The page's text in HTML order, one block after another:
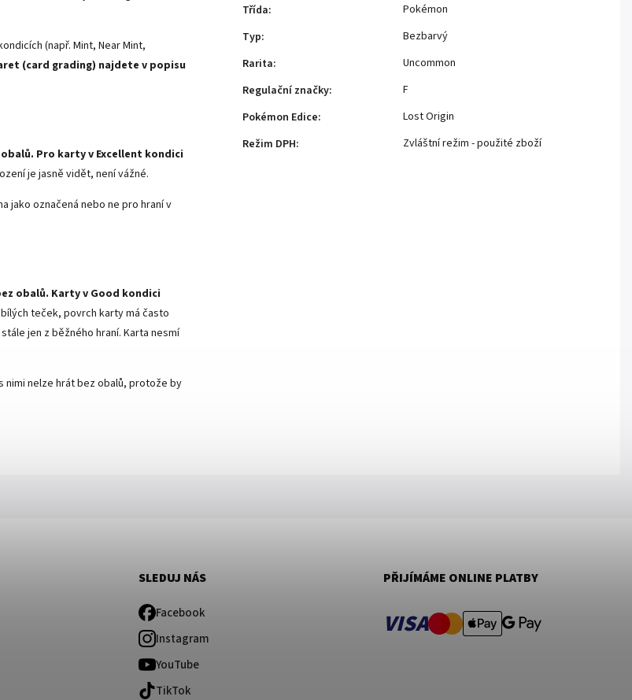
(např. Mint, Near Mint,
(card grading) najdete v popisu
Pro karty v Excellent kondici
je jasně vidět, není vážné.
jako označená nebo ne pro hraní v
obalů. Karty v Good kondici
teček, povrch karty má často
jen z běžného hraní. Karta nesmí
nimi nelze hrát bez obalů, protože by
Třída:
Pokémon
Typ:
Bezbarvý
Rarita:
Uncommon
Regulační značky:
F
Pokémon Edice:
Lost Origin
Režim DPH: Zvláštní režim - použité zboží
SLEDUJ NÁS
Facebook
Instagram
YouTube
TikTok
PŘIJÍMÁME ONLINE PLATBY
VISA